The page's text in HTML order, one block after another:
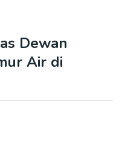
Dewan
Air di